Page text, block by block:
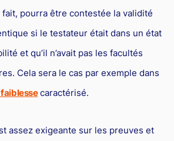
pourra être contestée la validité
si le testateur était dans un état
et qu’il n’avait pas les facultés
Cela sera le cas par exemple dans
caractérisé.
assez exigeante sur les preuves et